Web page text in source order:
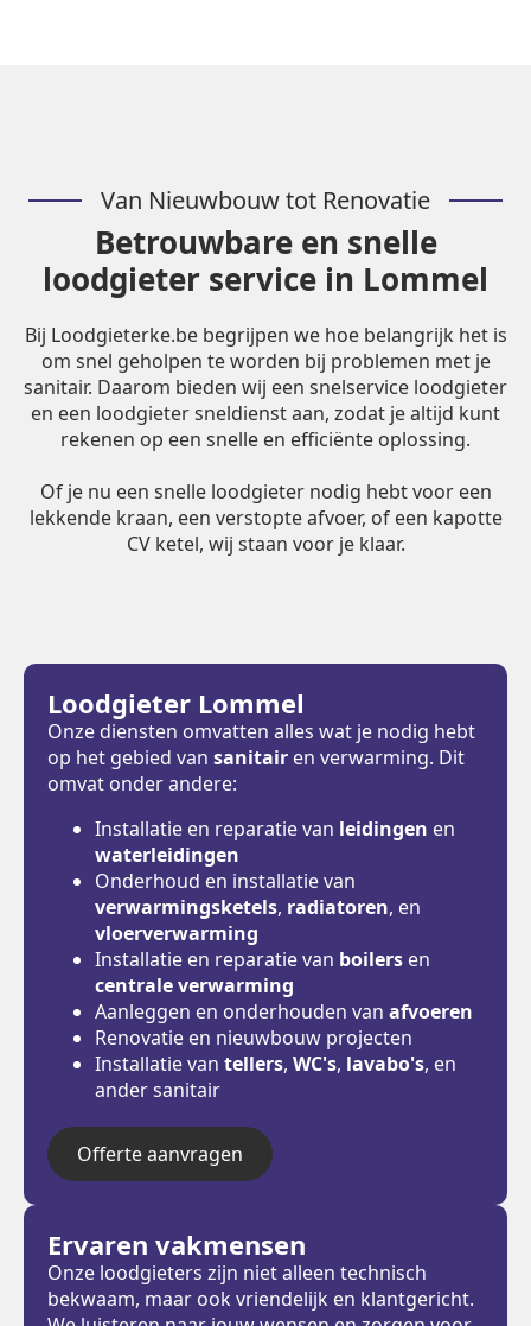
Van Nieuwbouw tot Renovatie
Betrouwbare en snelle
loodgieter service in Lommel
Bij Loodgieterke.be begrijpen we hoe belangrijk het is
om snel geholpen te worden bij problemen met je
sanitair. Daarom bieden wij een snelservice loodgieter
en een loodgieter sneldienst aan, zodat je altijd kunt
rekenen op een snelle en efficiënte oplossing.
Of je nu een snelle loodgieter nodig hebt voor een
lekkende kraan, een verstopte afvoer, of een kapotte
CV ketel, wij staan voor je klaar.
Loodgieter Lommel
Onze diensten omvatten alles wat je nodig hebt
op het gebied van sanitair en verwarming. Dit
omvat onder andere:
Installatie en reparatie van leidingen en
waterleidingen
Onderhoud en installatie van
verwarmingsketels, radiatoren, en
vloerverwarming
Installatie en reparatie van boilers en
centrale verwarming
Aanleggen en onderhouden van afvoeren
Renovatie en nieuwbouw projecten
Installatie van tellers, WC's, lavabo's, en
ander sanitair
Offerte aanvragen
Ervaren vakmensen
Onze loodgieters zijn niet alleen technisch
bekwaam, maar ook vriendelijk en klantgericht.